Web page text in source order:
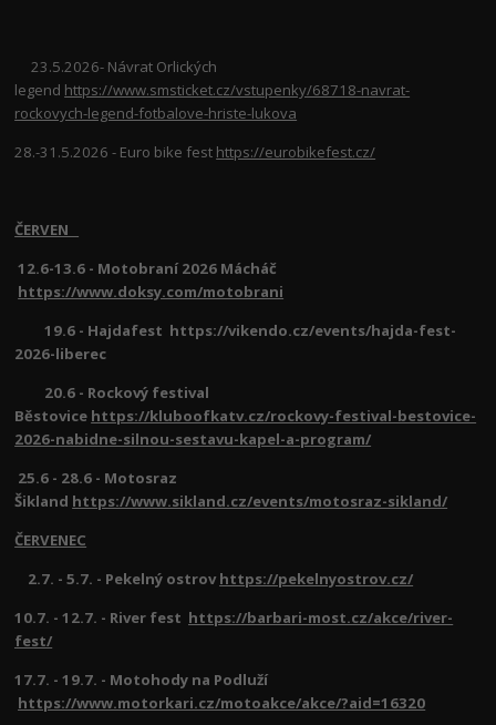
23.5.2026- Návrat Orlických
legend https://www.smsticket.cz/vstupenky/68718-navrat-
rockovych-legend-fotbalove-hriste-lukova
28.-31.5.2026 - Euro bike fest https://eurobikefest.cz/
ČERVEN
12.6-13.6 - Motobraní 2026 Mácháč
https://www.doksy.com/motobrani
19.6 - Hajdafest https://vikendo.cz/events/hajda-fest-
2026-liberec
20.6 - Rockový festival
Běstovice https://kluboofkatv.cz/rockovy-festival-bestovice-
2026-nabidne-silnou-sestavu-kapel-a-program/
25.6 - 28.6 - Motosraz
Šikland https://www.sikland.cz/events/motosraz-sikland/
ČERVENEC
2.7. - 5.7. - Pekelný ostrov https://pekelnyostrov.cz/
10.7. - 12.7. - River fest https://barbari-most.cz/akce/river-
fest/
17.7. - 19.7. - Motohody na Podluží
https://www.motorkari.cz/motoakce/akce/?aid=16320